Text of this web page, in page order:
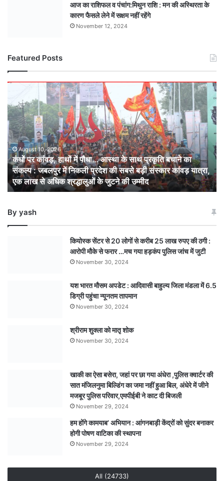
आज का राशिफल व पंचांग:मिथुन राशि : मन की अस्थिरता के
कारण फैसले लेने में सक्षम नहीं रहेंगे
November 12, 2024
Featured Posts
कंधों
कांवड़,
हाथों
में
पौधा…
आस्था
के
साथ
प्रकृति
बचाने
संकल्प
August 10, 2026
कंधों पर कांवड़, हाथों में पौधा… आस्था के साथ प्रकृति बचाने का
संकल्प : जबलपुर में निकली प्रदेश की सबसे बड़ी संस्कार कांवड़ यात्रा,
एक लाख से अधिक श्रद्धालुओं के जुटने की उम्मीद
By yash
कियोस्क सेंटर से 20 लोगों से करीब 25 लाख रुपए की ठगी :
आरोपी मौके से फरार …मच गया हड़कंप पुलिस जांच में जुटी
November 30, 2024
यश भारत मौसम अपडेट : आदिवासी बाहुल्य जिला मंडला में 6.5
डिग्री पहुंचा न्यूनतम तापमान
November 30, 2024
श्रीराम शुक्ला को मातृ शोक
November 30, 2024
खाकी का ऐसा बसेरा, जहां पर छा गया अंधेरा ,पुलिस क्वार्टर की
सात मंजिलनुमा बिल्डिंग का जमा नहीं हुआ बिल, अंधेरे में जीने
मजबूर पुलिस परिवार,एमपीईबी ने काट दी बिजली
November 29, 2024
हम होंगे कामयाब’ अभियान : आंगनबाड़ी केंद्रों को सुंदर बनाकर
होगी पोषण वाटिका की स्थापना
November 29, 2024
All (24733)